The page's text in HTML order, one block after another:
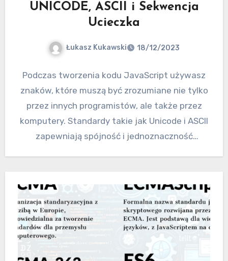
UNICODE, ASCII i Sekwencja
Ucieczka
Łukasz Kukawski 18/12/2023
Podczas tworzenia kodu JavaScript używasz
znaków, które muszą być zrozumiane nie tylko
przez innych programistów, ale także przez
komputery. Standardy takie jak Unicode i ASCII
zapewniają spójność i jednoznaczność